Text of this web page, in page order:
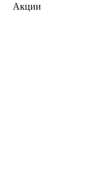
Акции